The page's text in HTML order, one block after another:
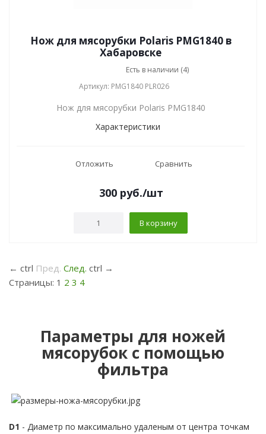
Нож для мясорубки Polaris PMG1840 в
Хабаровске
Есть в наличии (4)
Артикул: PMG1840 PLR026
Нож для мясорубки Polaris PMG1840
Характеристики
Отложить Сравнить
300руб./шт
В корзину
← ctrl Пред. След. ctrl →
Страницы: 1 2 3 4
Параметры для ножей
мясорубок с помощью
фильтра
D1 - Диаметр по максимально удаленым от центра точкам